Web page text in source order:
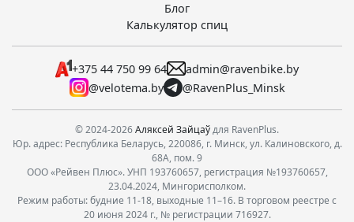
Блог
Калькулятор спиц
+375 44 750 99 64
admin@ravenbike.by
@velotema.by
@RavenPlus_Minsk
© 2024-2026Аляксей Зайцаўдля RavenPlus.
Юр. адрес: Республика Беларусь, 220086, г. Минск, ул. Калиновского, д.
68А, пом. 9
ООО «Рейвен Плюс». УНП 193760657, регистрация №193760657,
23.04.2024, Мингорисполком.
Режим работы: будние 11-18, выходные 11–16. В торговом реестре с
20 июня 2024 г., № регистрации 716927.